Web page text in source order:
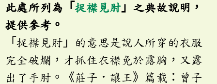
此處所列為「捉襟見肘 」之典故說明，
提供參考。
「捉襟見肘」的意思是說人所穿的衣服
完全破爛，才抓住衣襟免於露胸，又露
出了手肘。《莊子．讓王》篇載：曾子